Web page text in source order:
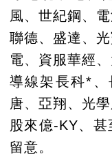
風、世紀鋼、
聯德、盛達、
電、資服華經
導線架長科*
唐、亞翔、光
股來億-KY、
留意。